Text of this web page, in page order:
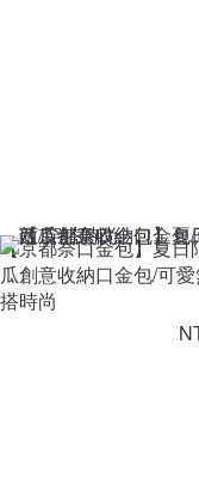
【京都奈口金包】夏日
瓜創意收納口金包/可
搭時尚